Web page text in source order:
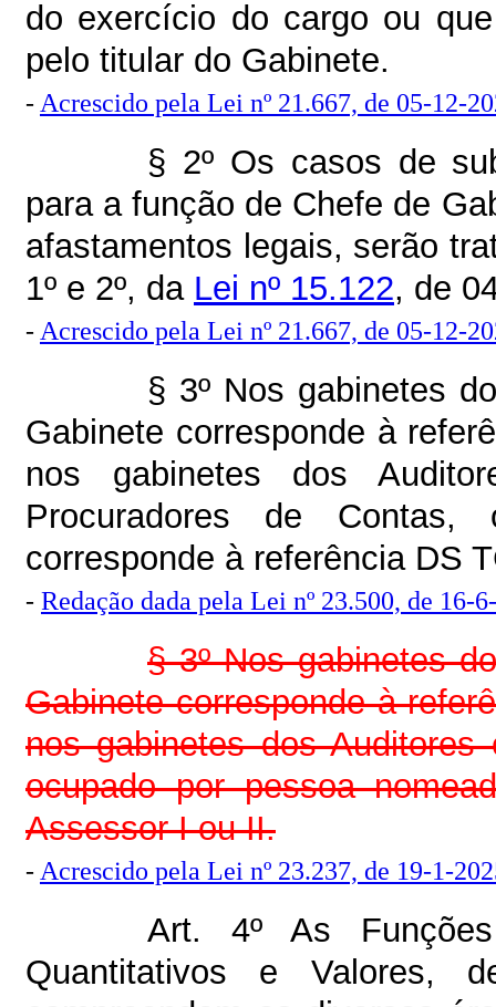
do exercício do cargo ou
pelo titular do Gabinete.
- Acrescido pela Lei nº 21.667, de 05-12-
§ 2º Os casos de
para a função de Chefe de
afastamentos legais, serão
1º e 2º, da Lei nº 15.122, de
- Acrescido pela Lei nº 21.667, de 05-12-
§ 3º Nos gabinetes
Gabinete corresponde à
nos gabinetes dos
Procuradores de
corresponde à referência DS
- Redação dada pela Lei nº 23.500, de 16-
§ 3º Nos gabinetes
Gabinete corresponde à
nos gabinetes dos
ocupado por pessoa
Assessor I ou II.
- Acrescido pela Lei nº 23.237, de 19-1-
Art. 4º As
Quantitativos e Valores,